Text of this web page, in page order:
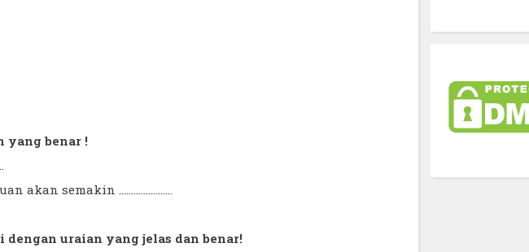
benar !
akan semakin ......................
uraian yang jelas dan benar!